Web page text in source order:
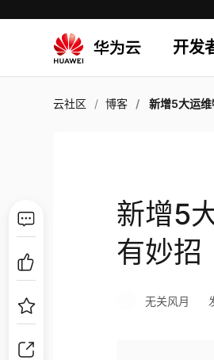
开发
云社区 博客 新增5大运维
新增5
有妙招
无关风月